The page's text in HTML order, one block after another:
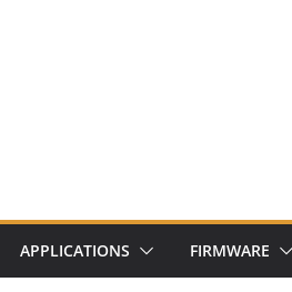
APPLICATIONS FIRMWARE